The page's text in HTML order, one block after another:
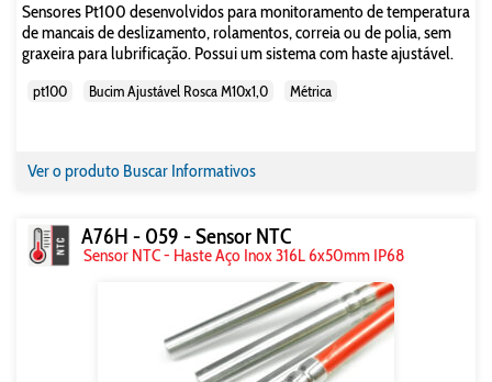
Sensores Pt100 desenvolvidos para monitoramento de temperatura
de mancais de deslizamento, rolamentos, correia ou de polia, sem
graxeira para lubrificação. Possui um sistema com haste ajustável.
pt100 Bucim Ajustável Rosca M10x1,0 Métrica
Ver o produto Buscar Informativos
A76H - 059 - Sensor NTC
Sensor NTC - Haste Aço Inox 316L 6x50mm IP68